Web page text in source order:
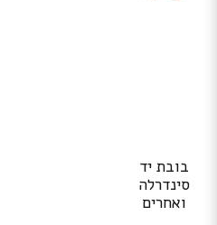
בובת יד
סינדרלה
ואחרים